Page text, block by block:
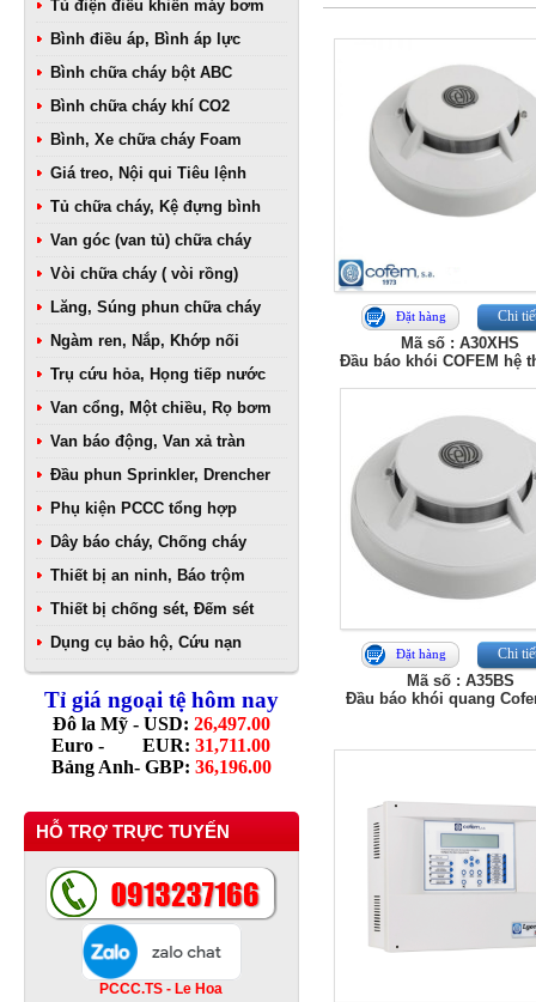
Tủ điện điều khiển máy bơm
Bình điều áp, Bình áp lực
Bình chữa cháy bột ABC
Bình chữa cháy khí CO2
Bình, Xe chữa cháy Foam
Giá treo, Nội qui Tiêu lệnh
Tủ chữa cháy, Kệ đựng bình
Van góc (van tủ) chữa cháy
Vòi chữa cháy ( vòi rồng)
Lăng, Súng phun chữa cháy
Ngàm ren, Nắp, Khớp nối
Trụ cứu hỏa, Họng tiếp nước
Van cổng, Một chiều, Rọ bơm
Van báo động, Van xả tràn
Đầu phun Sprinkler, Drencher
Phụ kiện PCCC tổng hợp
Dây báo cháy, Chống cháy
Thiết bị an ninh, Báo trộm
Thiết bị chống sét, Đếm sét
Dụng cụ bảo hộ, Cứu nạn
Tỉ giá ngoại tệ hôm nay
Đô la Mỹ - USD: 26,497.00
Euro - EUR: 31,711.00
Bảng Anh- GBP: 36,196.00
HỖ TRỢ TRỰC TUYẾN
PCCC.TS - Le Hoa
Đặt hàng Chi
Mã số : A30XHS
Đầu báo khói COFEM hệ
Đặt hàng Chi
Mã số : A35BS
Đầu báo khói quang